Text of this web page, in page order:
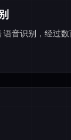
语音识别，经过